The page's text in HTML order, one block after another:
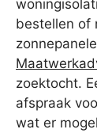
bestellen of
zoektocht.
afspraak
wat er